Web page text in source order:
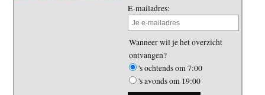
E-mailadres:
Wanneer wil je het overzicht
ontvangen?
's ochtends om 7:00
's avonds om 19:00